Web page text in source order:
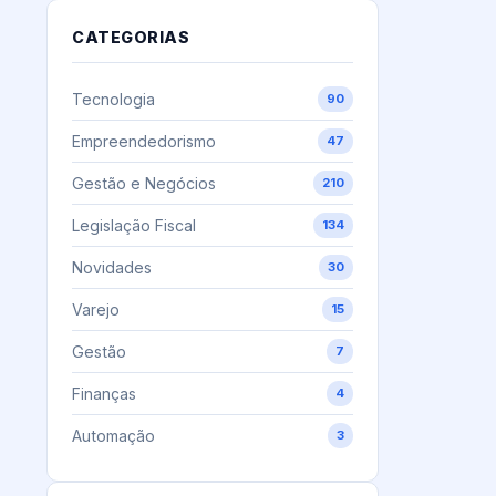
CATEGORIAS
Tecnologia 90
Empreendedorismo 47
Gestão e Negócios 210
Legislação Fiscal 134
Novidades 30
Varejo 15
Gestão 7
Finanças 4
Automação 3